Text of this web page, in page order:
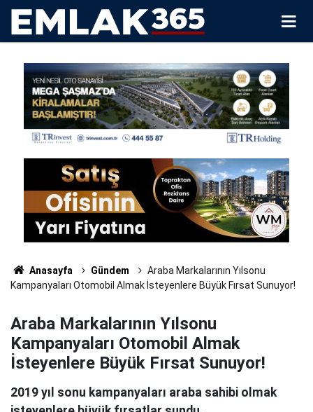
Anasayfa Gündem
Araba Markalarının Yılsonu
Kampanyaları Otomobil Almak İsteyenlere Büyük Fırsat Sunuyor!
Araba Markalarının Yılsonu
Kampanyaları Otomobil Almak
İsteyenlere Büyük Fırsat Sunuyor!
2019 yıl sonu kampanyaları araba sahibi olmak